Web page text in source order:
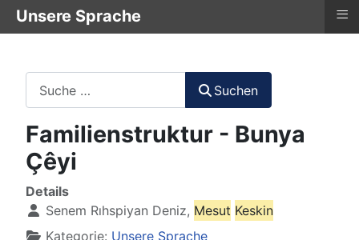
Unsere Sprache ≡
Suchen
Familienstruktur - Bunya
Çêyi
Details
Senem Rıhspiyan Deniz, Mesut Keskin
Kategorie: Unsere Sprache